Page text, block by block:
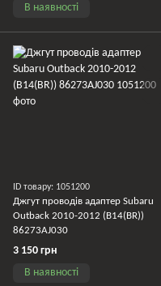
В наявності
ID товару: 1051200
Джгут проводів адаптер Subaru
Outback 2010-2012 (B14(BR))
86273AJ030
3 150 грн
В наявності